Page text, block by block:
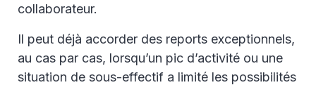
collaborateur.
Il peut déjà accorder des reports exceptionnels,
au cas par cas, lorsqu’un pic d’activité ou une
situation de sous-effectif a limité les possibilités